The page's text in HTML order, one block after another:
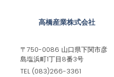
高橋産業株式会社
〒750-0086 山口県下関市彦
島塩浜町1丁目8番3号
TEL (083)266-3361